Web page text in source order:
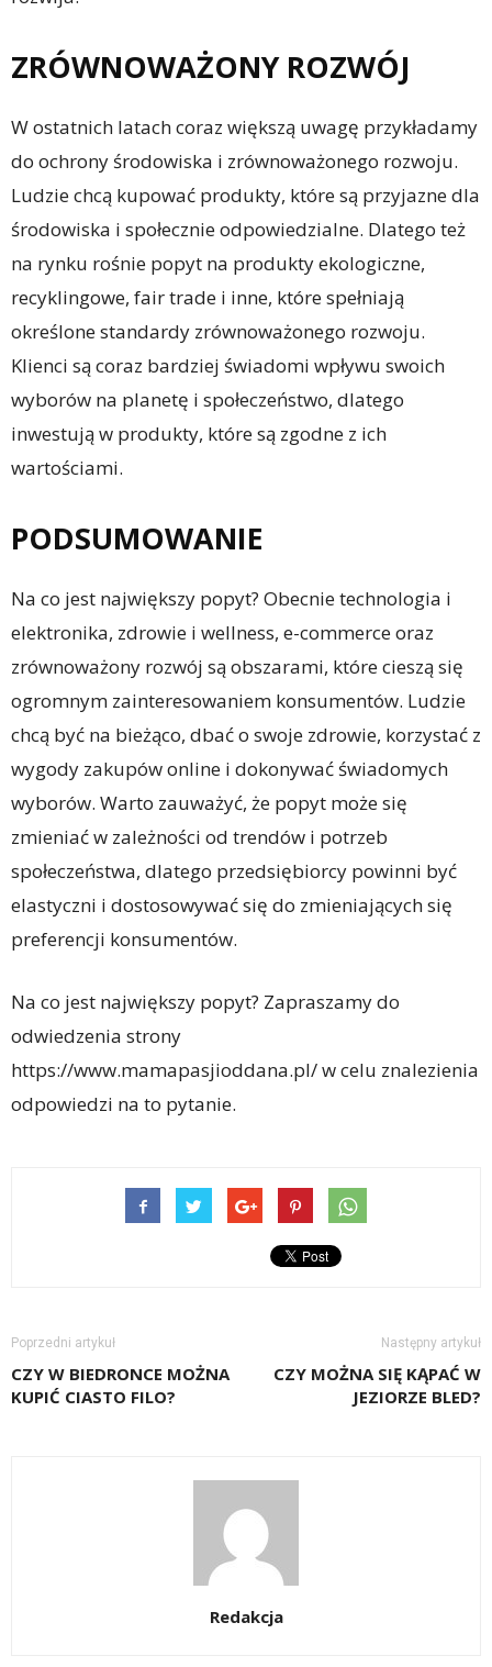
ZRÓWNOWAŻONY ROZWÓJ
W ostatnich latach coraz większą uwagę przykładamy
do ochrony środowiska i zrównoważonego rozwoju.
Ludzie chcą kupować produkty, które są przyjazne dla
środowiska i społecznie odpowiedzialne. Dlatego też
na rynku rośnie popyt na produkty ekologiczne,
recyklingowe, fair trade i inne, które spełniają
określone standardy zrównoważonego rozwoju.
Klienci są coraz bardziej świadomi wpływu swoich
wyborów na planetę i społeczeństwo, dlatego
inwestują w produkty, które są zgodne z ich
wartościami.
PODSUMOWANIE
Na co jest największy popyt? Obecnie technologia i
elektronika, zdrowie i wellness, e-commerce oraz
zrównoważony rozwój są obszarami, które cieszą się
ogromnym zainteresowaniem konsumentów. Ludzie
chcą być na bieżąco, dbać o swoje zdrowie, korzystać z
wygody zakupów online i dokonywać świadomych
wyborów. Warto zauważyć, że popyt może się
zmieniać w zależności od trendów i potrzeb
społeczeństwa, dlatego przedsiębiorcy powinni być
elastyczni i dostosowywać się do zmieniających się
preferencji konsumentów.
Na co jest największy popyt? Zapraszamy do
odwiedzenia strony
https://www.mamapasjioddana.pl/ w celu znalezienia
odpowiedzi na to pytanie.
Poprzedni artykuł
CZY W BIEDRONCE MOŻNA
KUPIĆ CIASTO FILO?
Następny artykuł
CZY MOŻNA SIĘ KĄPAĆ W
JEZIORZE BLED?
Redakcja